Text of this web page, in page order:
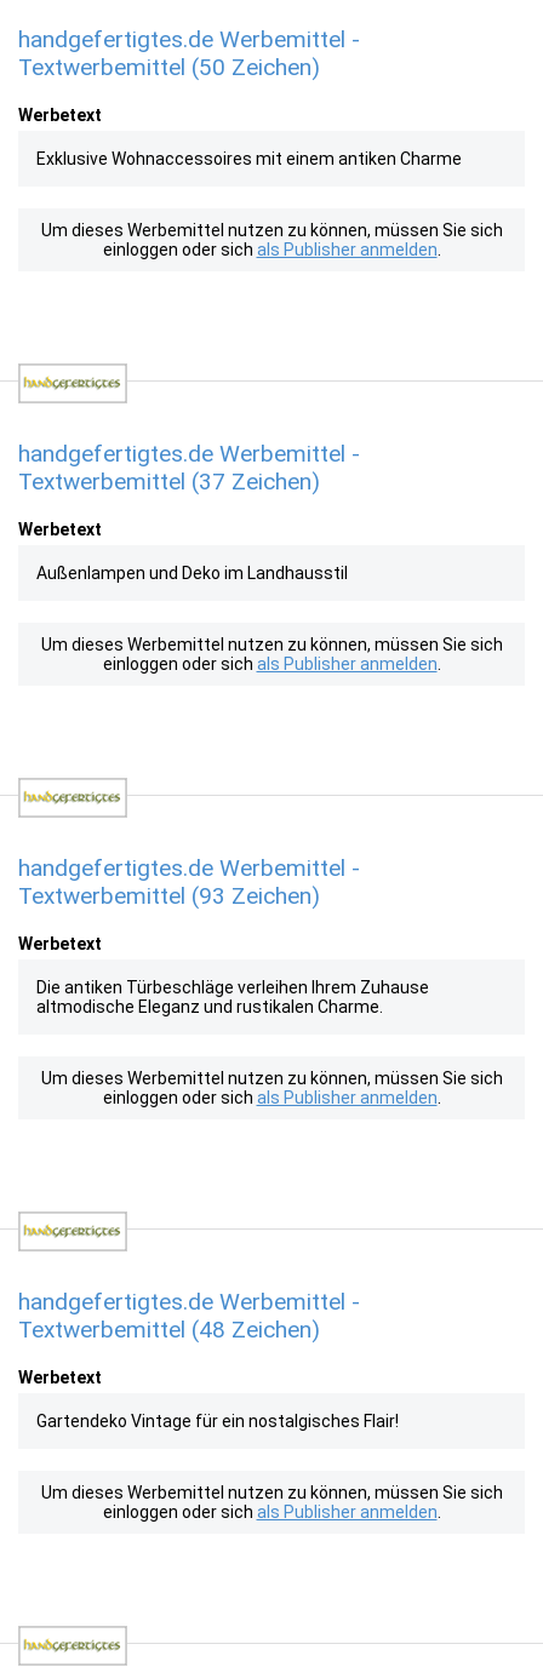
handgefertigtes.de Werbemittel -
Textwerbemittel (50 Zeichen)
Werbetext
Exklusive Wohnaccessoires mit einem antiken Charme
Um dieses Werbemittel nutzen zu können, müssen Sie sich
einloggen oder sich als Publisher anmelden
handgefertigtes.de Werbemittel -
Textwerbemittel (37 Zeichen)
Werbetext
Außenlampen und Deko im Landhausstil
Um dieses Werbemittel nutzen zu können, müssen Sie sich
einloggen oder sich als Publisher anmelden
handgefertigtes.de Werbemittel -
Textwerbemittel (93 Zeichen)
Werbetext
Die antiken Türbeschläge verleihen Ihrem Zuhause
altmodische Eleganz und rustikalen Charme.
Um dieses Werbemittel nutzen zu können, müssen Sie sich
einloggen oder sich als Publisher anmelden
handgefertigtes.de Werbemittel -
Textwerbemittel (48 Zeichen)
Werbetext
Gartendeko Vintage für ein nostalgisches Flair!
Um dieses Werbemittel nutzen zu können, müssen Sie sich
einloggen oder sich als Publisher anmelden